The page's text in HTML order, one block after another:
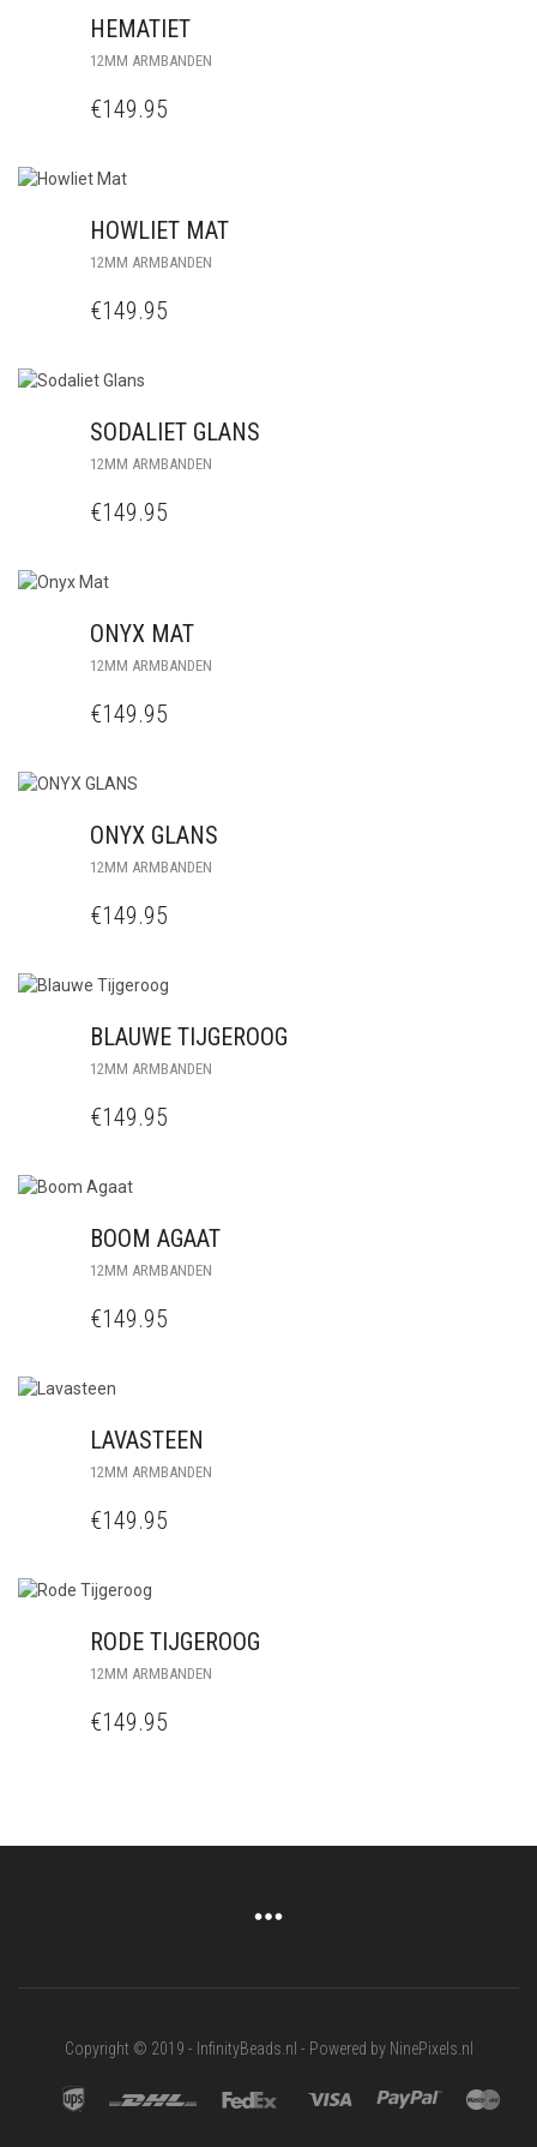
HEMATIET
12MM ARMBANDEN
€149.95
HOWLIET MAT
12MM ARMBANDEN
€149.95
SODALIET GLANS
12MM ARMBANDEN
€149.95
ONYX MAT
12MM ARMBANDEN
€149.95
ONYX GLANS
12MM ARMBANDEN
€149.95
BLAUWE TIJGEROOG
12MM ARMBANDEN
€149.95
BOOM AGAAT
12MM ARMBANDEN
€149.95
LAVASTEEN
12MM ARMBANDEN
€149.95
RODE TIJGEROOG
12MM ARMBANDEN
€149.95
Copyright © 2019 - InfinityBeads.nl - Powered by NinePixels.nl